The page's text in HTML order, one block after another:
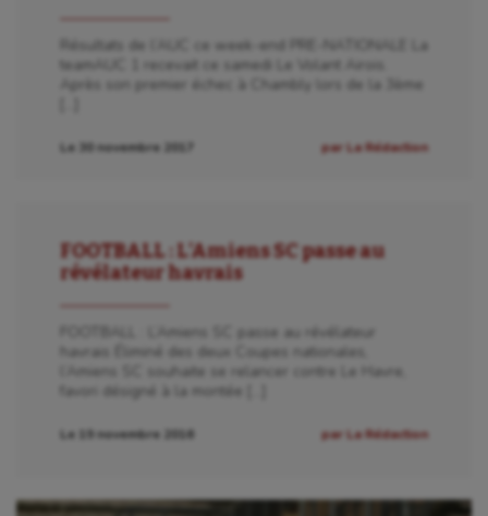
Résultats de l’AUC ce week-end PRE-NATIONALE La
teamAUC 1 recevait ce samedi Le Volant Airois.
Après son premier échec à Chambly lors de la 3ème
Le 30 novembre 2017 par La Rédaction
FOOTBALL : L’Amiens SC passe au
révélateur havrais
FOOTBALL : L’Amiens SC passe au révélateur
havrais Éliminé des deux Coupes nationales,
l’Amiens SC souhaite se relancer contre Le Havre,
favori désigné à la montée […]
Le 19 novembre 2016 par La Rédaction